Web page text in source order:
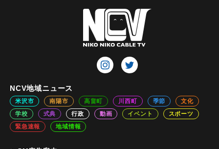
NCV地域ニュース
米沢市 南陽市 高畠町 川西町 季節
文化
学校
式典 行政 動画 イベント
スポーツ
緊急速報
地域情報